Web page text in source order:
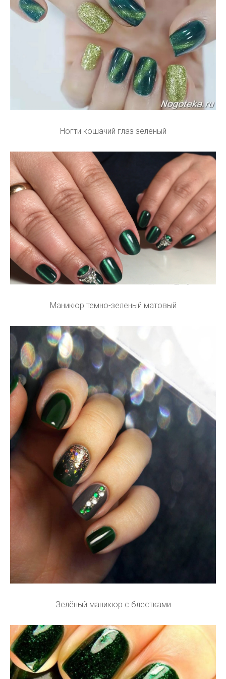
Ногти кошачий глаз зеленый
Маникюр темно-зеленый матовый
Зелёный маникюр с блестками